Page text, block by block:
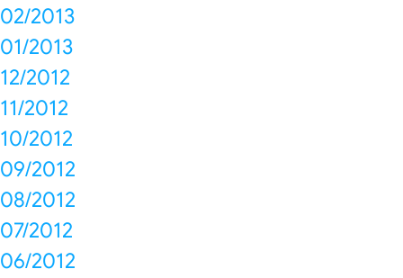
02/2013
01/2013
12/2012
11/2012
10/2012
09/2012
08/2012
07/2012
06/2012